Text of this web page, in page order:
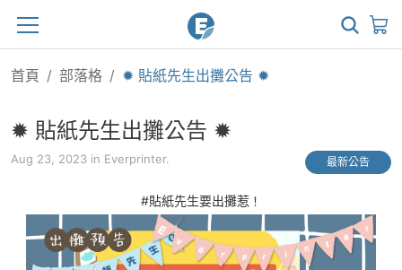
首頁 部落格 ✹ 貼紙先生出攤公告 ✹
✹ 貼紙先生出攤公告 ✹
Aug 23, 2023 in Everprinter. 最新公告
#貼紙先生要出攤惹 ！